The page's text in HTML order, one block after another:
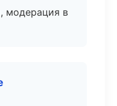
модерация в